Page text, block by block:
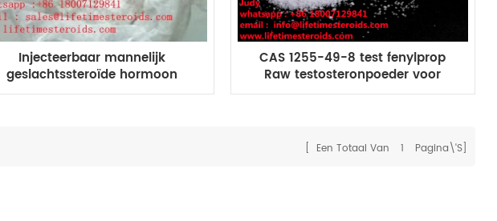
Injecteerbaar mannelijk
geslachtssteroïde hormoon
testosteron fenylpropionaat
CAS 1255-49-8 test fenylprop
Raw testosteronpoeder voor
mannelijke spieropbouw
[ Een Totaal Van 1 Pagina\'s]